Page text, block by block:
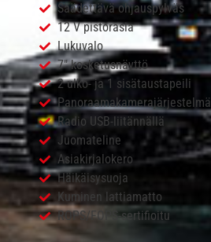
Säädettävä ohjauspylväs
12 V pistorasia
Lukuvalo
7″ kosketusnäyttö
2 ulko- ja 1 sisätaustapeili
Panoraamakamerajärjestelmä
Radio USB-liitännällä
Juomateline
Asiakirjalokero
Häikäisysuoja
Kuminen lattiamatto
ROPS/FOPS-sertifioitu